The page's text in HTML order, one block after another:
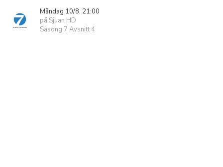
Måndag 10/8, 21:00
på Sjuan HD
Säsong 7 Avsnitt 4